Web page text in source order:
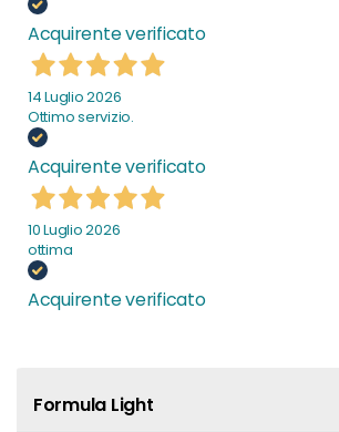
Acquirente verificato
14 Luglio 2026
Ottimo servizio.
Acquirente verificato
10 Luglio 2026
ottima
Acquirente verificato
Formula Light